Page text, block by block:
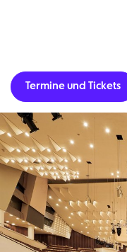
Termine und Tickets